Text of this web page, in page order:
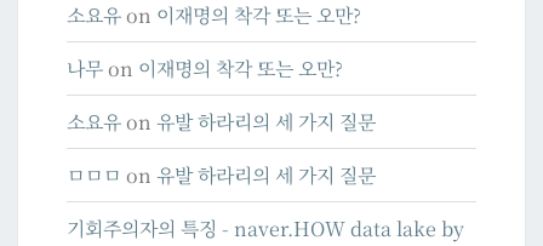
소요유on 이재명의 착각 또는 오만?
나무on 이재명의 착각 또는 오만?
소요유on 유발 하라리의 세 가지 질문
ㅁㅁㅁ on 유발 하라리의 세 가지 질문
기회주의자의 특징 - naver.HOW data lake by